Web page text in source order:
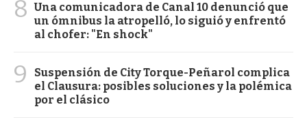
8 Una comunicadora de Canal 10 denunció que
un ómnibus la atropelló, lo siguió y enfrentó
al chofer: "En shock"
9
Suspensión de City Torque-Peñarol complica
el Clausura: posibles soluciones y la polémica
por el clásico